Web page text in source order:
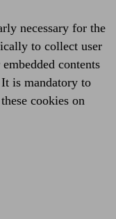
necessary for the
to collect user
contents
It is mandatory to
cookies on